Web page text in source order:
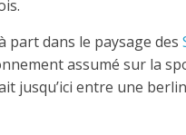
part dans le paysage des
assumé sur la
jusqu’ici entre une